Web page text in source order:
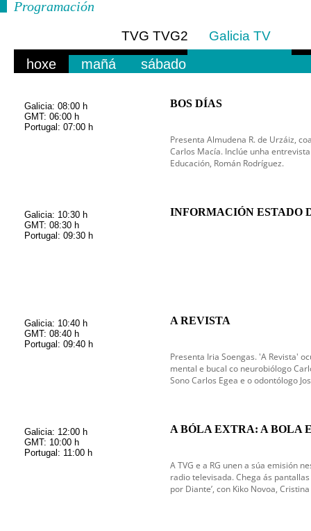
Programación
TVG TVG2
Galicia TV
hoxe mañá sábado
Galicia: 08:00 h
GMT: 06:00 h
Portugal: 07:00 h
BOS DÍAS
Presenta Almudena R. de Urzáiz,
Carlos Macía. Inclúe unha
Educación, Román Rodríguez.
Galicia: 10:30 h
GMT: 08:30 h
Portugal: 09:30 h
INFORMACIÓN ESTADO
Galicia: 10:40 h
GMT: 08:40 h
Portugal: 09:40 h
A REVISTA
Presenta Iria Soengas. 'A Revista'
mental e bucal co neurobiólogo
Sono Carlos Egea e o odontólogo
Galicia: 12:00 h
GMT: 10:00 h
Portugal: 11:00 h
A BÓLA EXTRA: A BOLA
A TVG e a RG unen a súa emisión
radio televisada. Chega ás
por Diante’, con Kiko Novoa,